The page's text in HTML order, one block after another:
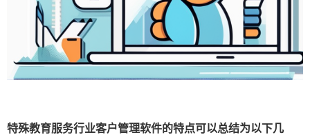
特殊教育服务行业客户管理软件的特点可以总结为以下几